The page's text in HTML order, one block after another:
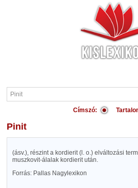
Címszó:
Pinit
(ásv.), részint a kordierit (l. o.) elváltozási
muszkovit-álalak kordierit után.
Forrás: Pallas Nagylexikon